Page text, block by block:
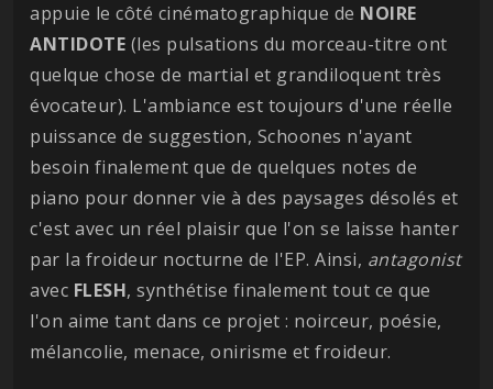
appuie le côté cinématographique de NOIRE
ANTIDOTE (les pulsations du morceau-titre ont
quelque chose de martial et grandiloquent très
évocateur). L'ambiance est toujours d'une réelle
puissance de suggestion, Schoones n'ayant
besoin finalement que de quelques notes de
piano pour donner vie à des paysages désolés et
c'est avec un réel plaisir que l'on se laisse hanter
par la froideur nocturne de l'EP. Ainsi, antagonist
avec FLESH, synthétise finalement tout ce que
l'on aime tant dans ce projet : noirceur, poésie,
mélancolie, menace, onirisme et froideur.